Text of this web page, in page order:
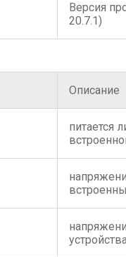
Версия
20.7.1)
Описание
питается